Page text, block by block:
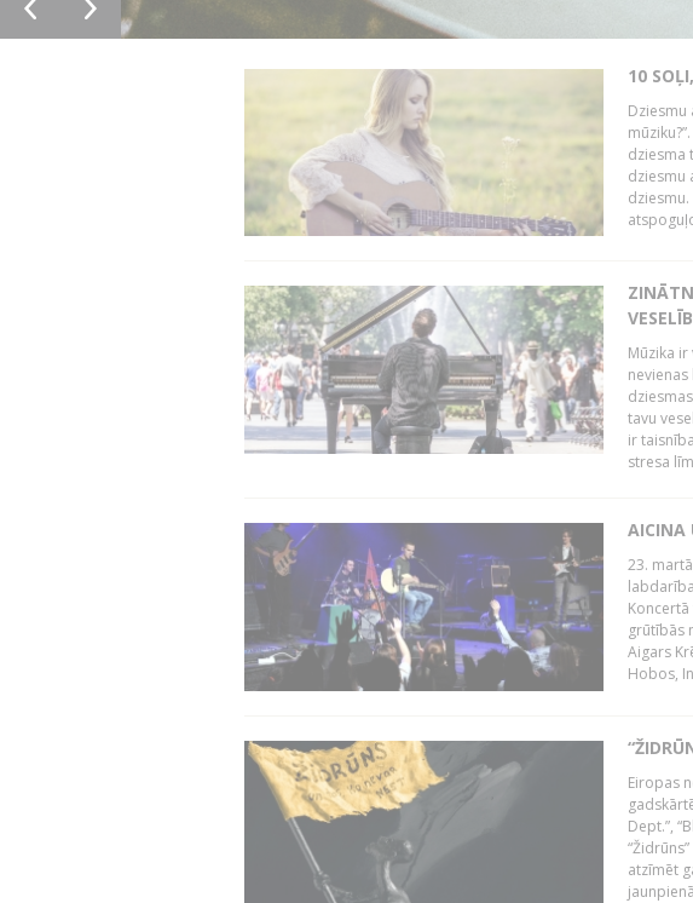
10
Dziesmu
dziesma
dziesmu
Mūzika
tavu
ir
stresa
AICINA
23.
grūtībās
Aigars
Hobos,
Eiropas
Dept.”,
atzīmēt